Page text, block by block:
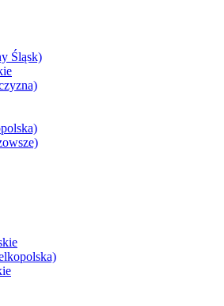
Śląsk)